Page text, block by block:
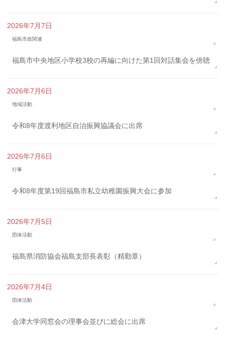
2026年7月7日
福島市政関連
福島市中央地区小学校3校の再編に向けた第1回対話集会を傍聴
2026年7月6日
地域活動
令和8年度渡利地区自治振興協議会に出席
2026年7月6日
行事
令和8年度第19回福島市私立幼稚園振興大会に参加
2026年7月5日
団体活動
福島県消防協会福島支部長表彰（精勤章）
2026年7月4日
団体活動
会津大学同窓会の理事会並びに総会に出席